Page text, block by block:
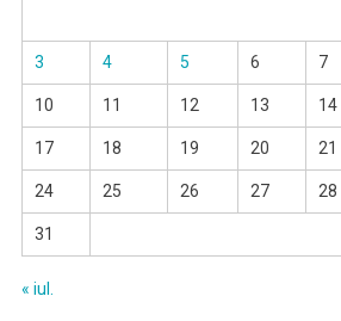
3 4 5 6 7
10 11 12 13 14
17 18 19 20 21
24 25 26 27 28
31
« iul.